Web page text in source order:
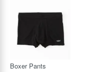
Boxer Pants